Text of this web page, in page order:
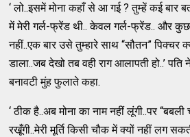
‘ लो..इसमें मोना कहाँ से आ गई ? तुम्हें कई बार
में मेरी गर्ल-फ्रेंड थी.. केवल गर्ल-फ्रेंड.. और कुछ
नहीं..एक बार उसे तुम्हारे साथ “सौतन” पिक्चर
डाला..जब देखो तब वही राग आलापती हो..’
बनावटी मुंह फुलाते कहा.
‘ ठीक है..अब मोना का नाम नहीं लूंगी..पर
रखूँगी..मेरी मूर्ति किसी चौक में क्यों नहीं लग